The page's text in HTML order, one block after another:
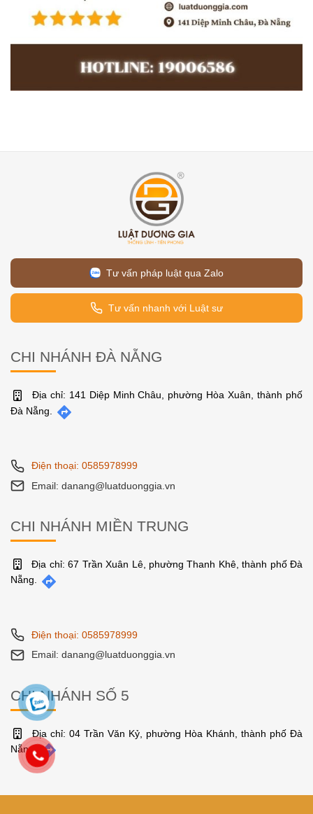
Tư vấn pháp luật qua Zalo
Tư vấn nhanh với Luật sư
CHI NHÁNH ĐÀ NẴNG
Địa chỉ: 141 Diệp Minh Châu, phường Hòa Xuân, thành phố
Đà Nẵng.
Điện thoại: 0585978999
Email: danang@luatduonggia.vn
CHI NHÁNH MIỀN TRUNG
Địa chỉ: 67 Trần Xuân Lê, phường Thanh Khê, thành phố Đà
Nẵng.
Điện thoại: 0585978999
Email: danang@luatduonggia.vn
CHI NHÁNH SỐ 5
Địa chỉ: 04 Trần Văn Kỷ, phường Hòa Khánh, thành phố Đà
Nẵng.